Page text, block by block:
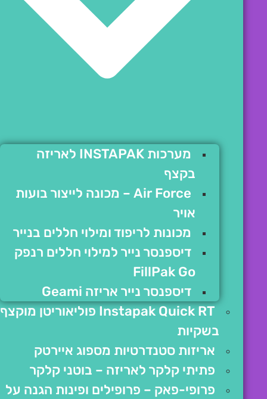
מערכות INSTAPAK לאריזה
בקצף
Air Force – מכונה לייצור בועות
אויר
מכונות לריפוד ומילוי חללים בנייר
דיספנסר נייר למילוי חללים רנפק
FillPak Go
דיספנסר נייר אריזה Geami
Instapak Quick RT פוליאוריטן מוקצף
בשקיות
אריזות סטנדרטיות מספוג איירטק
פתיתי קלקר לאריזה – בוטני קלקר
פרופי-פאק – פרופילים ופינות הגנה על